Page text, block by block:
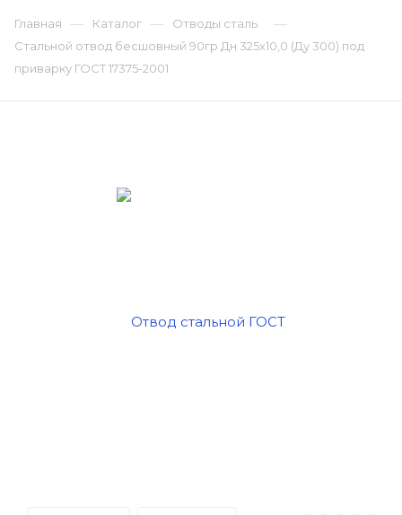
Главная — Каталог — Отводы сталь —
Стальной отвод бесшовный 90гр Дн 325х10,0 (Ду 300) под
приварку ГОСТ 17375-2001